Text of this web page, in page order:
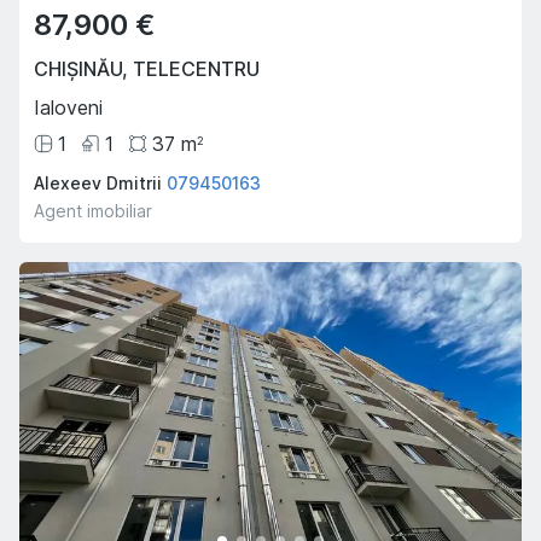
87,900 €
CHIȘINĂU, TELECENTRU
Ialoveni
1
1 37 m2
Alexeev Dmitrii 079450163
Agent imobiliar
Oferta Săptămânii
Hot Hot